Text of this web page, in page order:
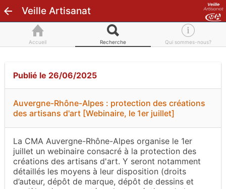
Veille Artisanat
Accueil Recherche Qui sommes-nous?
Publié le 26/06/2025
Auvergne-Rhône-Alpes : protection des créations
des artisans d'art [Webinaire, le 1er juillet]
La CMA Auvergne-Rhône-Alpes organise le 1er
juillet un webinaire consacré à la protection des
créations des artisans d'art. Y seront notamment
détaillés les moyens à leur disposition (droits
d’auteur, dépôt de marque, dépôt de dessins et